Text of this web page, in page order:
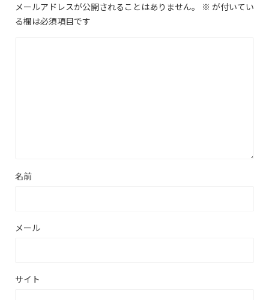
メールアドレスが公開されることはありません。 ※ が付いてい
る欄は必須項目です
名前
メール
サイト